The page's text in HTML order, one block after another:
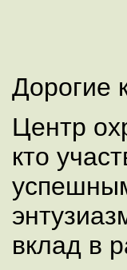
Дорогие
Центр
кто
вклад в